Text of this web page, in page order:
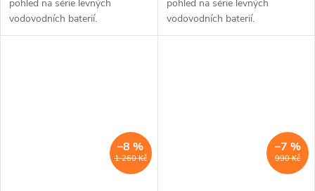
pohled na série levných
vodovodních baterií.
Umyvadlová stojánková baterie
pohled na série levných
vodovodních baterií.
Umyvadlová stojánková baterie
1 260 Kč
–8 %
990 Kč
–7 %